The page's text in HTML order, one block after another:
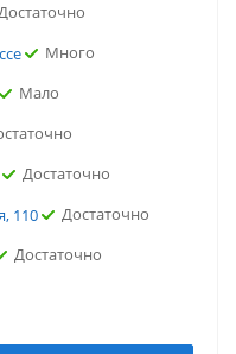
Много
Мало
Достаточно
110
Достаточно
Достаточно